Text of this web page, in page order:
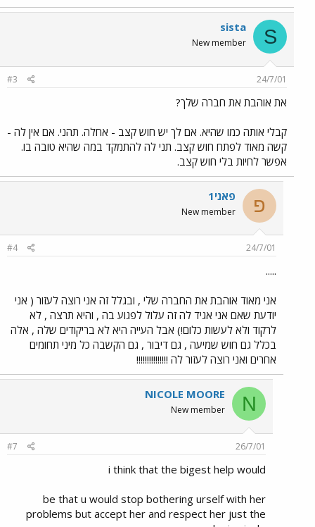
S
sista
New member
24/7/01
#3
את אוהבת את חברה שלך?
קבלי אותה כמו שהיא. אם לך יש חוש קצב - אחלה. תהני. אם אין לה -
קשה מאוד לפתח חוש קצב. תני לה להתמקד במה שהיא טובה בו.
אפשר לחיות בלי חוש קצב.
פ פאני1
New member
24/7/01
#4
.....
אני מאוד אוהבת את החברה שלי , ובגלל זה אני רוצה לעזור ( אני
יודעת שאם אני אגיד לה זה עלול לפגוע בה , והיא תרצה , לא
לרקוד ולא לעשות כלום!) אבל העייה היא לא בריקודים שלה , אלה
בכלל גם חוש שמיעה , גם דיבור , גם הקשבה כל מיני תחומים
אחרים ואני רוצה לעזור לה !!!!!!!!!!!!!!!
N
NICOLE MOORE
New member
26/7/01
#7
i think that the bigest help would
be that u would stop bothering urself with her
problems but accept her and respect her just the